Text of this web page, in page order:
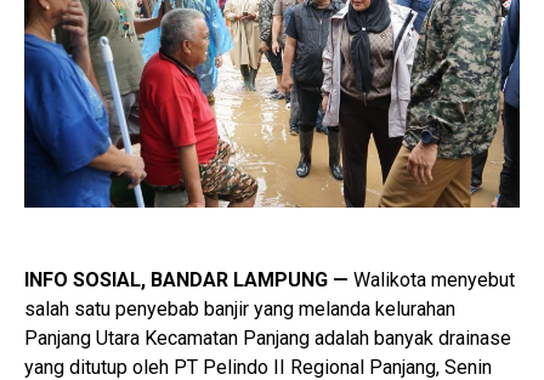
INFO SOSIAL, BANDAR LAMPUNG — Walikota menyebut
salah satu penyebab banjir yang melanda kelurahan
Panjang Utara Kecamatan Panjang adalah banyak drainase
yang ditutup oleh PT Pelindo II Regional Panjang, Senin